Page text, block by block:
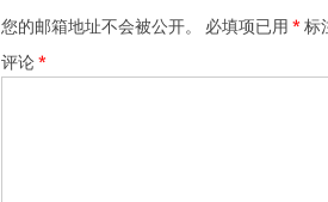
您的邮箱地址不会被公开。 必填项已用 * 标
评论*